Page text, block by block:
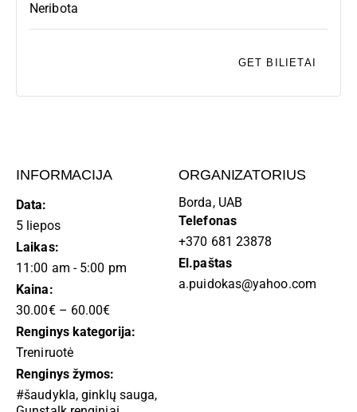
INFORMACIJA
Data:
5 liepos
Laikas:
11:00 am - 5:00 pm
Kaina:
30.00€ – 60.00€
Renginys kategorija:
Treniruotė
Renginys žymos:
#šaudykla,ginklų sauga,
ORGANIZATORIUS
Borda, UAB
Telefonas
+370 681 23878
El.paštas
a.puidokas@yahoo.com
Neribota
K
S
GET BILIETAI